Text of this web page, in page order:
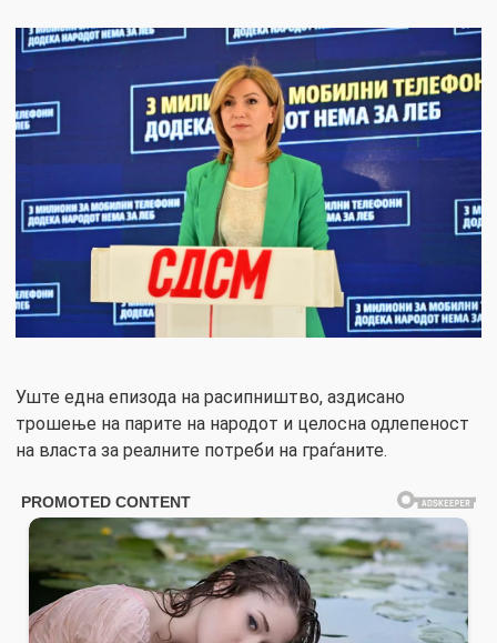
Уште една епизода на расипништво, аздисано
трошење на парите на народот и целосна одлепеност
на власта за реалните потреби на граѓаните.